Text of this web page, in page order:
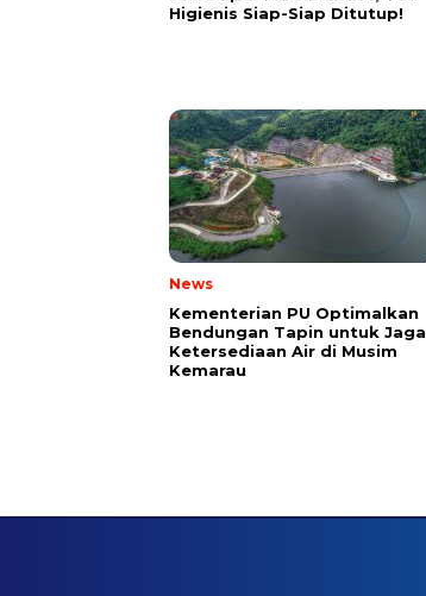
Higienis Siap-Siap Ditutup!
News
Kementerian PU Optimalkan
Bendungan Tapin untuk Jaga
Ketersediaan Air di Musim
Kemarau